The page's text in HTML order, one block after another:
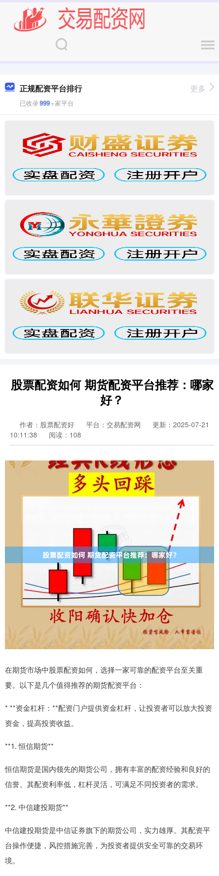
正规配资平台排行
已收录999+家平台
更多
股票配资如何 期货配资平台推荐：哪家
好？
作者：股票配资好 平台：交易配资网
更新：2025-07-21
10:11:38
阅读：108
在期货市场中股票配资如何，选择一家可靠的配资平台至关重
要。以下是几个值得推荐的期货配资平台：
* **资金杠杆：**配资门户提供资金杠杆，让投资者可以放大投资
资金，提高投资收益。
**1. 恒信期货**
恒信期货是国内领先的期货公司，拥有丰富的配资经验和良好的
信誉。其配资利率低，杠杆灵活，可满足不同投资者的需求。
**2. 中信建投期货**
中信建投期货是中信证券旗下的期货公司，实力雄厚。其配资平
台操作便捷，风控措施完善，为投资者提供安全可靠的交易环
境。